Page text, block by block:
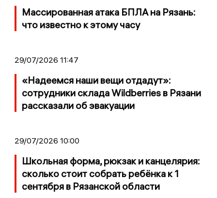
Массированная атака БПЛА на Рязань:
что известно к этому часу
29/07/2026 11:47
«Надеемся наши вещи отдадут»:
сотрудники склада Wildberries в Рязани
рассказали об эвакуации
29/07/2026 10:00
Школьная форма, рюкзак и канцелярия:
сколько стоит собрать ребёнка к 1
сентября в Рязанской области